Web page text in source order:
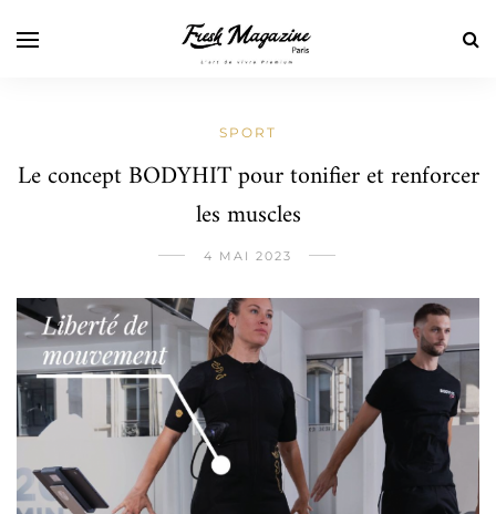
SPORT
Le concept BODYHIT pour tonifier et renforcer
les muscles
4 MAI 2023